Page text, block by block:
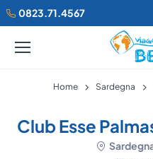
0823.71.4567
Home Sardegna
Club Esse